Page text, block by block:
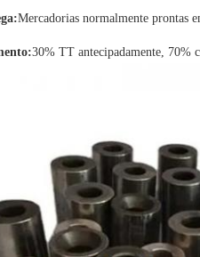
Mercadorias normalmente prontas
30% TT antecipadamente, 70%